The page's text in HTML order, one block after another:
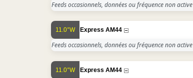
Feeds occasionnels, données ou fréquence non active
11.0°W Express AM44
Feeds occasionnels, données ou fréquence non active
11.0°W Express AM44